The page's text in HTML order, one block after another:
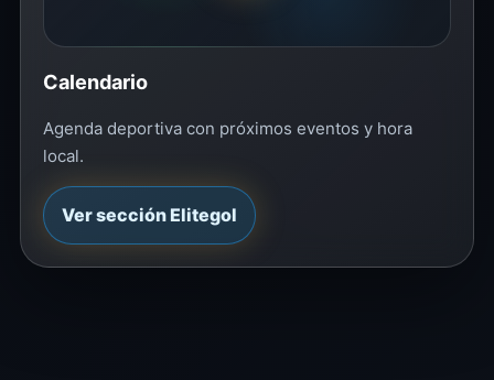
Calendario
Agenda deportiva con próximos eventos y hora
local.
Ver sección Elitegol